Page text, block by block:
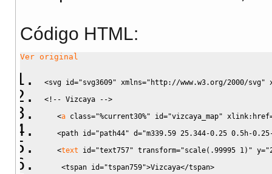
</style >
Código HTML:
Ver original
<svg id="svg3609" xmlns="http://www.w3.org/2000/svg"
<!-- Vizcaya -->
<a class="%current30%" id="vizcaya_map" xlink: href
<path id="path44" d="m339.59 25.344-0.25 0.5h-
<text id="text757" transform="scale(.99995 1)" y=
<tspan id="tspan759">Vizcaya</tspan>